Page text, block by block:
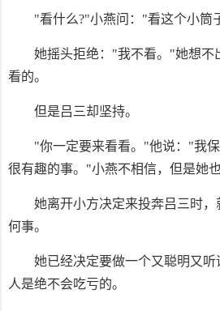
"看什么?"小燕问："看这个小筒
她摇头拒绝："我不看。"她想不
看的。
但是吕三却坚持。
"你一定要来看看。"他说："我
很有趣的事。"小燕不相信，但是她也
她离开小方决定来投奔吕三时
何事。
她已经决定要做一个又聪明又
人是绝不会吃亏的。